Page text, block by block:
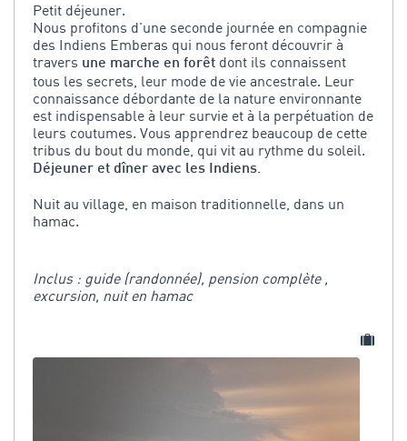
Petit déjeuner.
Nous profitons d'une seconde journée en compagnie
des Indiens Emberas qui nous feront découvrir à
travers une marche en forêt dont ils connaissent
tous les secrets, leur mode de vie ancestrale. Leur
connaissance débordante de la nature environnante
est indispensable à leur survie et à la perpétuation de
leurs coutumes. Vous apprendrez beaucoup de cette
tribus du bout du monde, qui vit au rythme du soleil.
Déjeuner et dîner avec les Indiens.
Nuit au village, en maison traditionnelle, dans un
hamac.
Inclus : guide (randonnée), pension complète ,
excursion, nuit en hamac